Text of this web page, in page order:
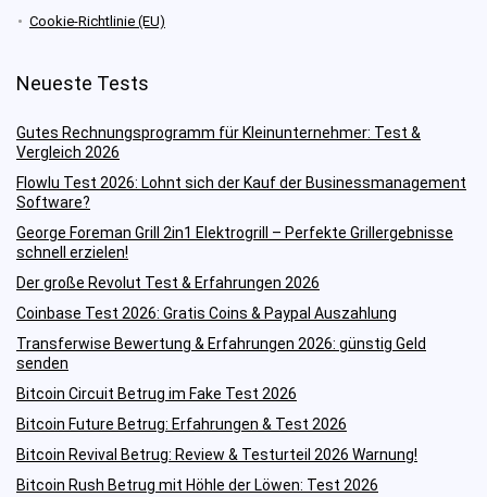
Cookie-Richtlinie (EU)
Neueste Tests
Gutes Rechnungsprogramm für Kleinunternehmer: Test &
Vergleich 2026
Flowlu Test 2026: Lohnt sich der Kauf der Businessmanagement
Software?
George Foreman Grill 2in1 Elektrogrill – Perfekte Grillergebnisse
schnell erzielen!
Der große Revolut Test & Erfahrungen 2026
Coinbase Test 2026: Gratis Coins & Paypal Auszahlung
Transferwise Bewertung & Erfahrungen 2026: günstig Geld
senden
Bitcoin Circuit Betrug im Fake Test 2026
Bitcoin Future Betrug: Erfahrungen & Test 2026
Bitcoin Revival Betrug: Review & Testurteil 2026 Warnung!
Bitcoin Rush Betrug mit Höhle der Löwen: Test 2026